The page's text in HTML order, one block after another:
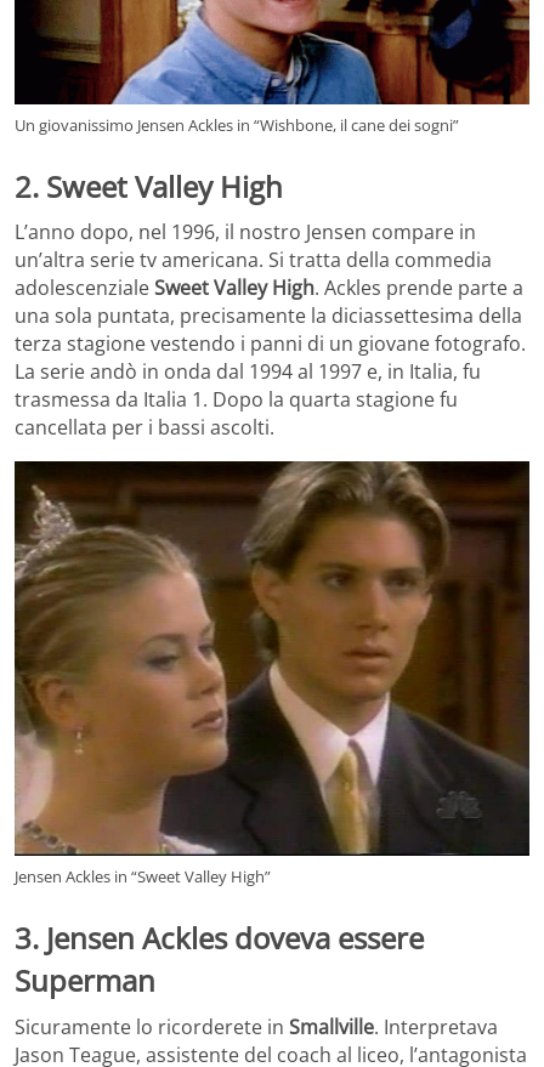
Un giovanissimo Jensen Ackles in “Wishbone, il cane dei sogni”
2. Sweet Valley High
L’anno dopo, nel 1996, il nostro Jensen compare in
un’altra serie tv americana. Si tratta della commedia
adolescenzialeSweet Valley High. Ackles prende parte a
una sola puntata, precisamente la diciassettesima della
terza stagione vestendo i panni di un giovane fotografo.
La serie andò in onda dal 1994 al 1997 e, in Italia, fu
trasmessa da Italia 1. Dopo la quarta stagione fu
cancellata per i bassi ascolti.
Jensen Ackles in “Sweet Valley High”
3. Jensen Ackles doveva essere
Superman
Sicuramente lo ricorderete in Smallville. Interpretava
Jason Teague, assistente del coach al liceo, l’antagonista